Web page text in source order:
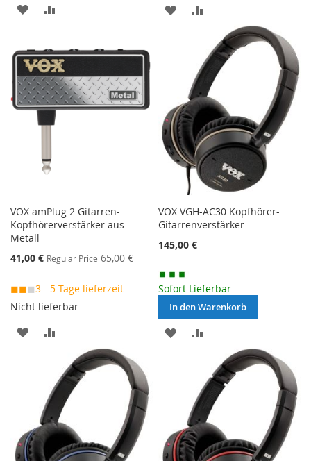
MERKEN
HINZUFÜGEN
MERKEN
VERGLEICHSLISTE
HINZUFÜGEN
VOX amPlug 2 Gitarren-
Kopfhörerverstärker aus
Metall
Special
41,00 € Regular Price 65,00 €
◼◼◼3 - 5 Tage lieferzeit
Nicht lieferbar
MERKEN
VERGLEICHSLISTE
HINZUFÜGEN
VOX VGH-AC30 Kopfhörer-
Gitarrenverstärker
145,00 €
Sofort Lieferbar
In den Warenkorb
MERKEN
VERGLEICHSLISTE
HINZUFÜGEN